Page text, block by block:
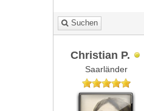
Suchen
Christian P.
Saarländer